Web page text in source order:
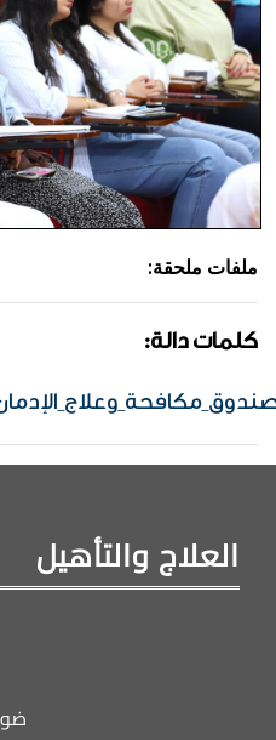
:ملفات ملحقة
:كلمات دالة
العلاج والتأهيل